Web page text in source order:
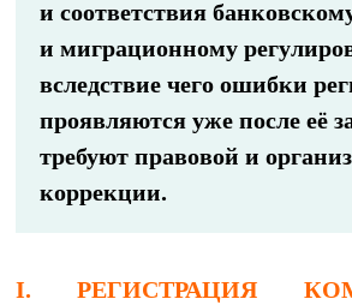
и соответствия
и миграционному
вследствие чего ошибки
проявляются уже после её
требуют правовой и
коррекции.
I.РЕГИСТРАЦИЯ